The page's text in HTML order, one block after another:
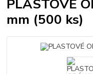
PLASTOVÉ
mm (500 ks)